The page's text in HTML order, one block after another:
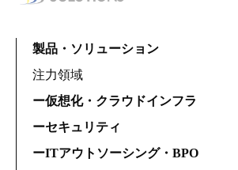
製品・ソリューション
注力領域
ー仮想化・クラウドインフラ
ーセキュリティ
ーITアウトソーシング・BPO